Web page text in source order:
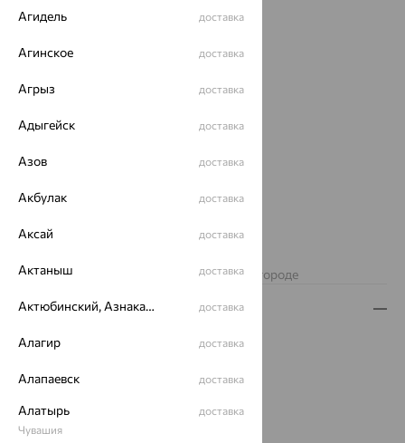
17 637 ₽
Изделие недоступно для заказа в вашем городе
Описание
Вид изделия:
Металл:Золото
Цвет металла:
Проба:585
Агидель доставка
Агинское доставка
Агрыз доставка
Адыгейск доставка
Азов доставка
Акбулак доставка
Аксай доставка
Актаныш доставка
Актюбинский, Азнакаевский район доставка
Алагир доставка
Алапаевск доставка
Алатырь
Чувашия
доставка